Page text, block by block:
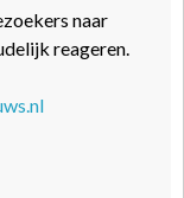
naar
reageren.